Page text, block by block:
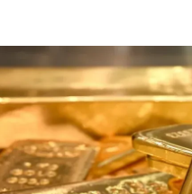
Kütahya
Malatya
Manisa